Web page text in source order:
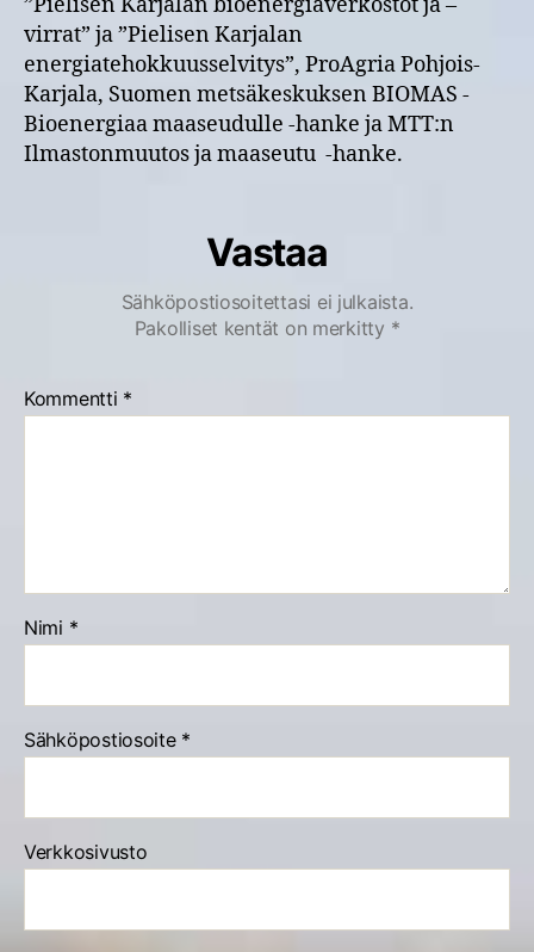
virrat” ja ”Pielisen Karjalan
energiatehokkuusselvitys”, ProAgria Pohjois-
Karjala, Suomen metsäkeskuksen BIOMAS -
Bioenergiaa maaseudulle -hanke ja MTT:n
Ilmastonmuutos ja maaseutu -hanke.
Vastaa
Sähköpostiosoitettasi ei julkaista.
Pakolliset kentät on merkitty *
Kommentti *
Nimi *
Sähköpostiosoite *
Verkkosivusto